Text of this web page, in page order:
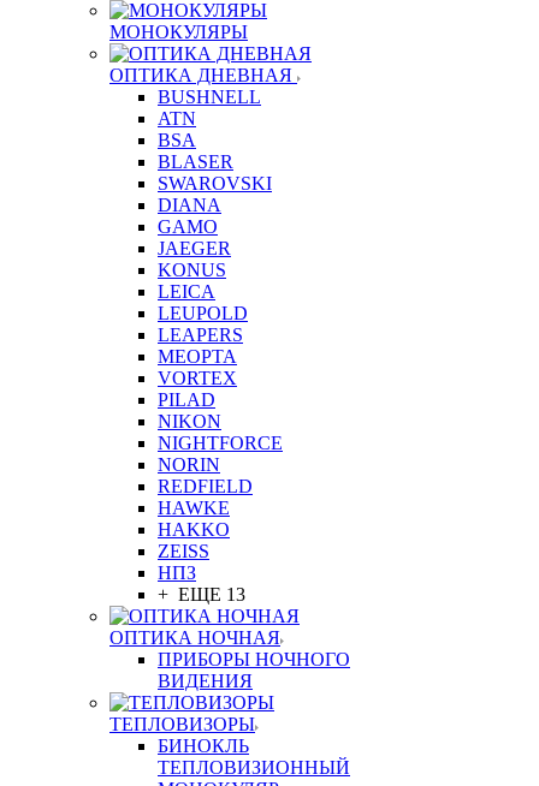
МОНОКУЛЯРЫ
ОПТИКА ДНЕВНАЯ
BUSHNELL
ATN
BSA
BLASER
SWAROVSKI
DIANA
GAMO
JAEGER
KONUS
LEICA
LEUPOLD
LEAPERS
MEOPTA
VORTEX
PILAD
NIKON
NIGHTFORCE
NORIN
REDFIELD
HAWKE
HAKKO
ZEISS
НПЗ
+ ЕЩЕ 13
ОПТИКА НОЧНАЯ
ПРИБОРЫ НОЧНОГО
ВИДЕНИЯ
ТЕПЛОВИЗОРЫ
БИНОКЛЬ
ТЕПЛОВИЗИОННЫЙ